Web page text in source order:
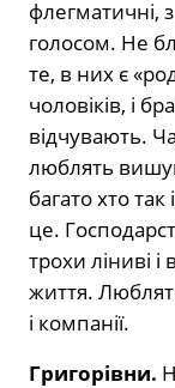
флегматичні,
голосом. Не
те, в них є
чоловіків, і
відчувають.
люблять
багато хто
це.
трохи ліниві
життя.
і компанії.
Григорівни.